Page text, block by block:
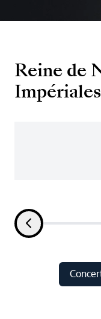
Reine de
Impériales